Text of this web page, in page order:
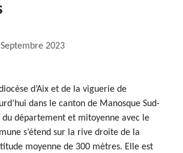
2023
d’Aix et de la viguerie de
dans le canton de Manosque Sud-
du département et mitoyenne avec le
s’étend sur la rive droite de la
moyenne de 300 mètres. Elle est